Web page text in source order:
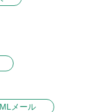
メール